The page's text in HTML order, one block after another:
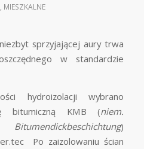
, MIESZKALNE
sprzyjającej aury trwa
w standardzie
hydroizolacji wybrano
bitumiczną KMB (niem.
)
Po zaizolowaniu ścian